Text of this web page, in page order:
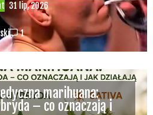
31 lip, 2026
1
marihuana:
– co oznaczają i